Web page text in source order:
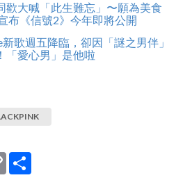
歡大喊「此生難忘」〜願為美食
布《信號2》今年即將公開
歌週五降臨，卻因「謎之男伴」
「愛心男」是他啦
Copy
Link